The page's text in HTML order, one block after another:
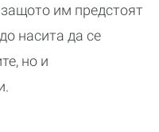
им предстоят
насита да се
но и